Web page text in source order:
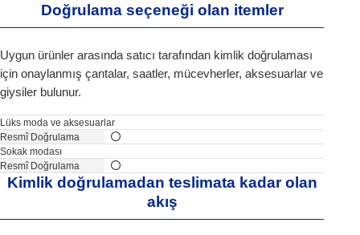
Doğrulama seçeneği olan itemler
Uygun ürünler arasında satıcı tarafından kimlik doğrulaması
için onaylanmış çantalar, saatler, mücevherler, aksesuarlar ve
giysiler bulunur.
Lüks moda ve aksesuarlar
Sokak modası
Kimlik doğrulamadan teslimata kadar olan
akış